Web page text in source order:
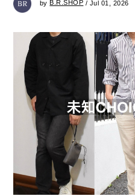
by B.R.SHOP / Jul 01, 2026